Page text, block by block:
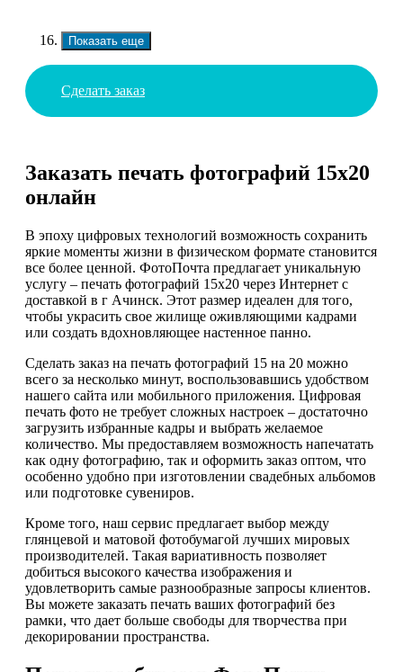
Показать еще
Сделать заказ
Заказать печать фотографий 15х20
онлайн
В эпоху цифровых технологий возможность сохранить
яркие моменты жизни в физическом формате становится
все более ценной. ФотоПочта предлагает уникальную
услугу – печать фотографий 15х20 через Интернет с
доставкой в г Ачинск. Этот размер идеален для того,
чтобы украсить свое жилище оживляющими кадрами
или создать вдохновляющее настенное панно.
Сделать заказ на печать фотографий 15 на 20 можно
всего за несколько минут, воспользовавшись удобством
нашего сайта или мобильного приложения. Цифровая
печать фото не требует сложных настроек – достаточно
загрузить избранные кадры и выбрать желаемое
количество. Мы предоставляем возможность напечатать
как одну фотографию, так и оформить заказ оптом, что
особенно удобно при изготовлении свадебных альбомов
или подготовке сувениров.
Кроме того, наш сервис предлагает выбор между
глянцевой и матовой фотобумагой лучших мировых
производителей. Такая вариативность позволяет
добиться высокого качества изображения и
удовлетворить самые разнообразные запросы клиентов.
Вы можете заказать печать ваших фотографий без
рамки, что дает больше свободы для творчества при
декорировании пространства.